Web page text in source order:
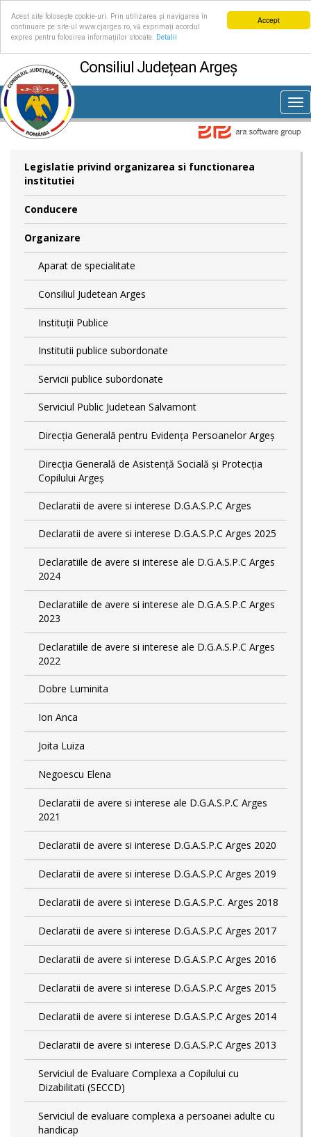
Accept
Acest site folosește cookie-uri. Prin utilizarea și navigarea în
continuare pe site-ul www.cjarges.ro, vă exprimați acordul
expres pentru folosirea informațiilor stocate.
Detalii
Consiliul Județean Argeș
Legislatie privind organizarea si functionarea
institutiei
Conducere
Organizare
Aparat de specialitate
Consiliul Judetean Arges
Instituții Publice
Institutii publice subordonate
Servicii publice subordonate
Serviciul Public Judetean Salvamont
Direcţia Generală pentru Evidenţa Persoanelor Argeş
Direcţia Generală de Asistenţă Socială şi Protecţia
Copilului Argeş
Declaratii de avere si interese D.G.A.S.P.C Arges
Declaratii de avere si interese D.G.A.S.P.C Arges 2025
Declaratiile de avere si interese ale D.G.A.S.P.C Arges
2024
Declaratiile de avere si interese ale D.G.A.S.P.C Arges
2023
Declaratiile de avere si interese ale D.G.A.S.P.C Arges
2022
Dobre Luminita
Ion Anca
Joita Luiza
Negoescu Elena
Declaratii de avere si interese ale D.G.A.S.P.C Arges
2021
Declaratii de avere si interese D.G.A.S.P.C Arges 2020
Declaratii de avere si interese D.G.A.S.P.C Arges 2019
Declaratii de avere si interese D.G.A.S.P.C. Arges 2018
Declaratii de avere si interese D.G.A.S.P.C Arges 2017
Declaratii de avere si interese D.G.A.S.P.C Arges 2016
Declaratii de avere si interese D.G.A.S.P.C Arges 2015
Declaratii de avere si interese D.G.A.S.P.C Arges 2014
Declaratii de avere si interese D.G.A.S.P.C Arges 2013
Serviciul de Evaluare Complexa a Copilului cu
Dizabilitati (SECCD)
Serviciul de evaluare complexa a persoanei adulte cu
handicap